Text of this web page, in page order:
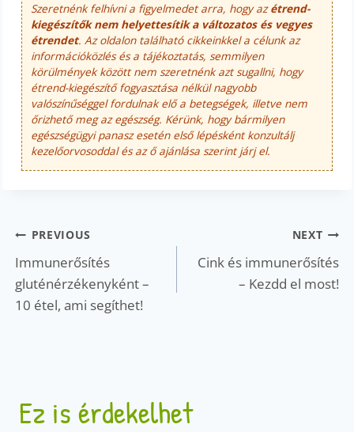
Szeretnénk felhívni a figyelmedet arra, hogy azétrend-
kiegészítők nem helyettesítik a változatos és vegyes
étrendet. Az oldalon található cikkeinkkel a célunk az
információközlés és a tájékoztatás, semmilyen
körülmények között nem szeretnénk azt sugallni, hogy
étrend-kiegészítő fogyasztása nélkül nagyobb
valószínűséggel fordulnak elő a betegségek, illetve nem
őrizhető meg az egészség. Kérünk, hogy bármilyen
egészségügyi panasz esetén első lépésként konzultálj
kezelőorvosoddal és az ő ajánlása szerint járj el.
Bejegyzés
navigáció
PREVIOUS
Immunerősítés
gluténérzékenyként –
10 étel, ami segíthet!
NEXT
Cink és immunerősítés
– Kezdd el most!
Ez is érdekelhet